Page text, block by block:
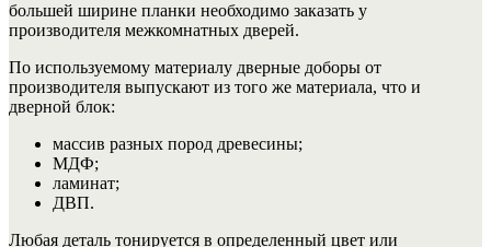
большей ширине планки необходимо заказать у
производителя межкомнатных дверей.
По используемому материалу дверные доборы от
производителя выпускают из того же материала, что и
дверной блок:
массив разных пород древесины;
МДФ;
ламинат;
ДВП.
Любая деталь тонируется в определенный цвет или